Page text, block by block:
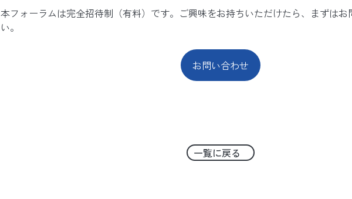
本フォーラムは完全招待制（有料）です。ご興味をお持ちいただけたら、まずはお
い。
お問い合わせ
一覧に戻る